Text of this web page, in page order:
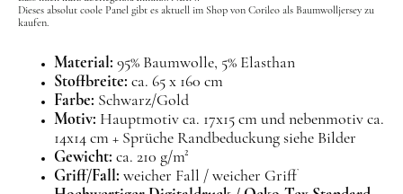
Dieses absolut coole Panel gibt es aktuell im Shop von Corileo als Baumwolljersey zu
kaufen.
Material: 95% Baumwolle, 5% Elasthan
Stoffbreite: ca. 65 x 160 cm
Farbe: Schwarz/Gold
Motiv: Hauptmotiv ca. 17x15 cm und nebenmotiv ca.
14x14 cm + Sprüche Randbeduckung siehe Bilder
Gewicht: ca. 210 g/m²
Griff/Fall: weicher Fall / weicher Griff